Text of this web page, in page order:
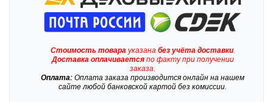
Стоимость товарауказана без учёта доставки.
Доставкаоплачиваетсяпо факту при получении
заказа.
Оплата: Оплата заказа производится онлайн на нашем
сайте любой банковской картой без комиссии.